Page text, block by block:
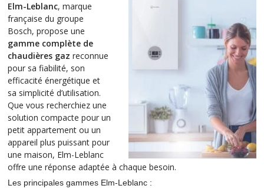
Elm-Leblanc, marque
française du groupe
Bosch, propose une
gamme complète de
chaudières gaz reconnue
pour sa fiabilité, son
efficacité énergétique et
sa simplicité d’utilisation.
Que vous recherchiez une
solution compacte pour un
petit appartement ou un
appareil plus puissant pour
une maison, Elm-Leblanc
offre une réponse adaptée à chaque besoin.
Les principales gammes Elm-Leblanc :